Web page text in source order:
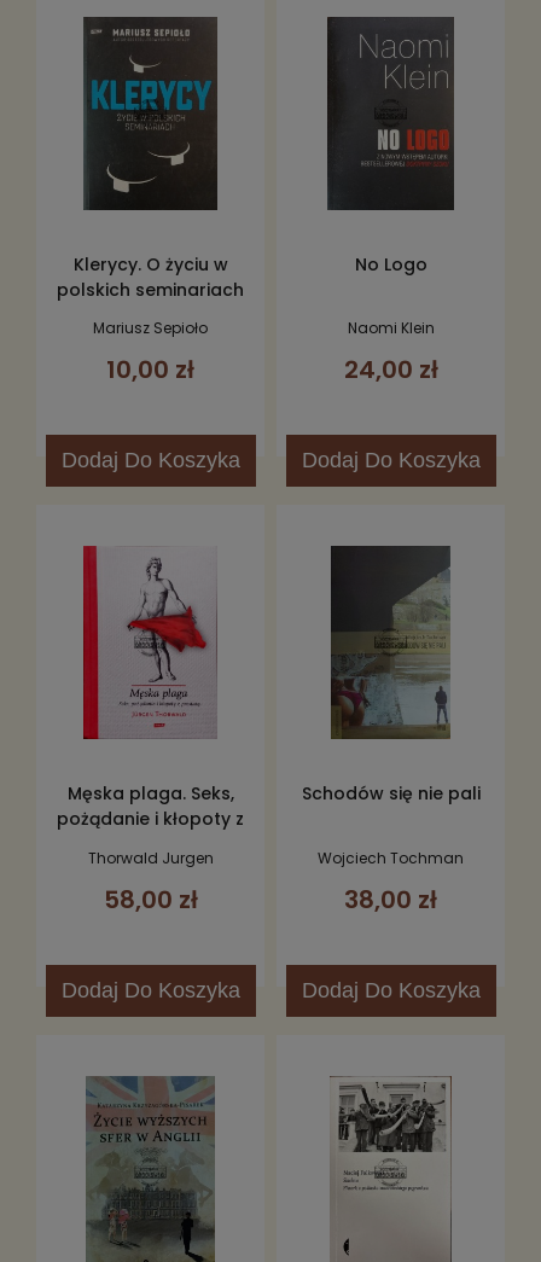
Klerycy. O życiu w
polskich seminariach
Mariusz Sepioło
10,00 zł
Dodaj Do Koszyka
No Logo
Naomi Klein
24,00 zł
Dodaj Do Koszyka
Męska plaga. Seks,
pożądanie i kłopoty z
Thorwald Jurgen
58,00 zł
Dodaj Do Koszyka
Schodów się nie pali
Wojciech Tochman
38,00 zł
Dodaj Do Koszyka